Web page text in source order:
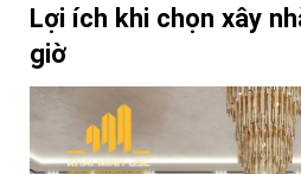
Lợi ích khi chọn xây
giờ